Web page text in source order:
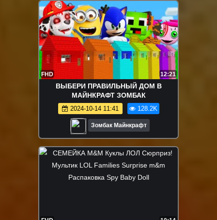
FHD 12:21
ВЫБЕРИ ПРАВИЛЬНЫЙ ДОМ В
МАЙНКРАФТ ЗОМБАК
2024-10-14 11:41 128.2K
Зомбак Майнкрафт